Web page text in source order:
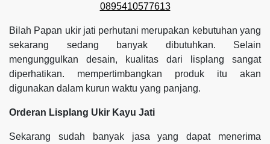
0895410577613
Bilah Papan ukir jati perhutani merupakan kebutuhan yang
sekarang sedang banyak dibutuhkan. Selain
mengunggulkan desain, kualitas dari lisplang sangat
diperhatikan. mempertimbangkan produk itu akan
digunakan dalam kurun waktu yang panjang.
Orderan Lisplang Ukir Kayu Jati
Sekarang sudah banyak jasa yang dapat menerima